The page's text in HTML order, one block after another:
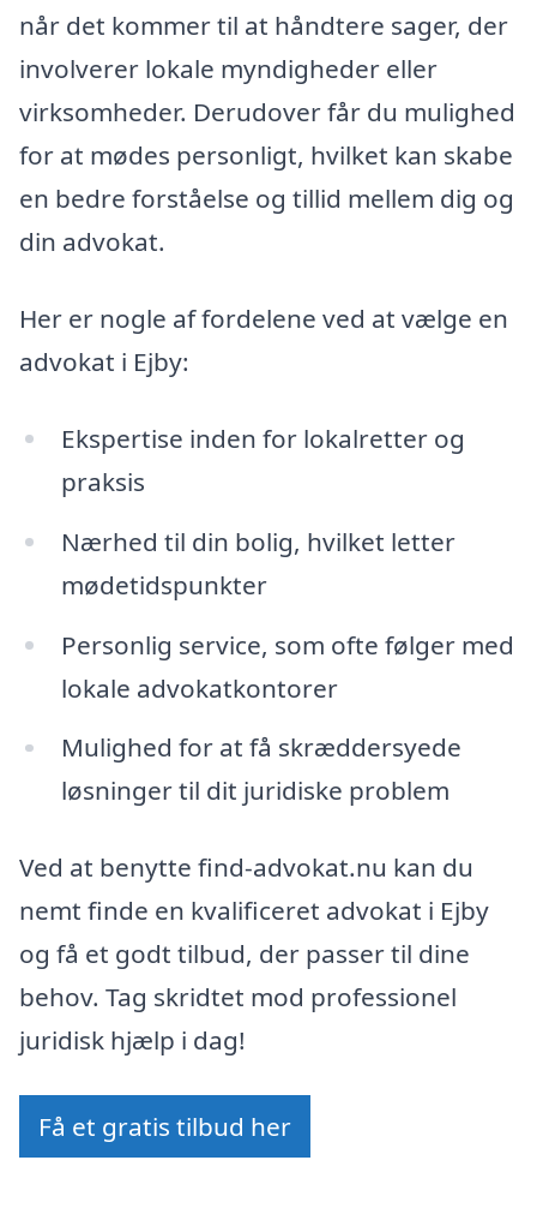
når det kommer til at håndtere sager, der
involverer lokale myndigheder eller
virksomheder. Derudover får du mulighed
for at mødes personligt, hvilket kan skabe
en bedre forståelse og tillid mellem dig og
din advokat.
Her er nogle af fordelene ved at vælge en
advokat i Ejby:
Ekspertise inden for lokalretter og
praksis
Nærhed til din bolig, hvilket letter
mødetidspunkter
Personlig service, som ofte følger med
lokale advokatkontorer
Mulighed for at få skræddersyede
løsninger til dit juridiske problem
Ved at benytte find-advokat.nu kan du
nemt finde en kvalificeret advokat i Ejby
og få et godt tilbud, der passer til dine
behov. Tag skridtet mod professionel
juridisk hjælp i dag!
Få et gratis tilbud her